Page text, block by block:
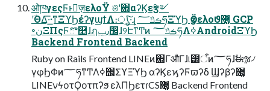
ओཁγεςϜͱٕज़ελοΫ ଞʹ΋αʔϏεӡ༻
ʹؔΘΔ͞·͟·ͳΞϓϦέʔγϣϯΛ։ൃ͍ͯ͠·͢ɻ ࡏݿ؅ཧΞϓϦ ӡӦελοϑ޲͚ GCP
৽نΞΠςϜొ࿥ɺฦ٫ݕ඼ɺ୨ԷͳͲͷ ࡏݿ؅ཧΛߦ͏AndroidΞϓϦ
Backend Frontend Backend
Ruby on Rails Frontend LINEͷ΍ΓऔΓɺ୲౰ऀͷ؅ཧɺࣗಈૹ৴
γφϦΦͷ؅ཧͳͲΛߦ͏΢ΣϒΞϓϦ αʔϏεϗʔϜϖʔδ Ϣʔβʔ޲͚
LINEνϟοτϘοτπʔϧ ελΠϦετɾCS޲͚ Backend Frontend